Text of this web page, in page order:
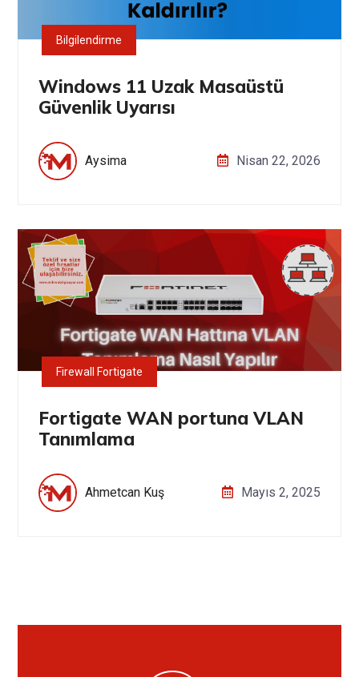
Bilgilendirme
Windows 11 Uzak Masaüstü
Güvenlik Uyarısı
Aysima Nisan 22, 2026
Firewall Fortigate
Fortigate WAN portuna VLAN
Tanımlama
Ahmetcan Kuş Mayıs 2, 2025